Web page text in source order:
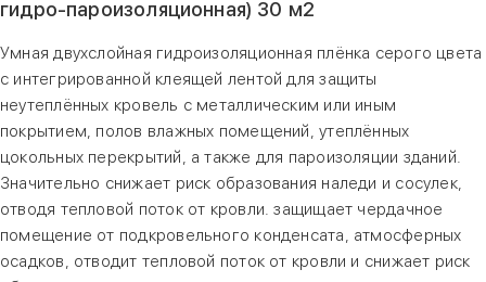
гидро-пароизоляционная) 30 м2
Умная двухслойная гидроизоляционная плёнка серого цвета
с интегрированной клеящей лентой для защиты
неутеплённых кровель с металлическим или иным
покрытием, полов влажных помещений, утеплённых
цокольных перекрытий, а также для пароизоляции зданий.
Значительно снижает риск образования наледи и сосулек,
отводя тепловой поток от кровли. защищает чердачное
помещение от подкровельного конденсата, атмосферных
осадков, отводит тепловой поток от кровли и снижает риск